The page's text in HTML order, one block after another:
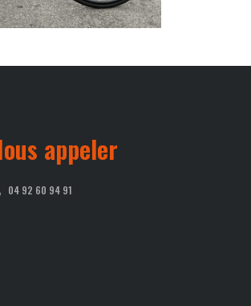
appeler
04 92 60 94 91